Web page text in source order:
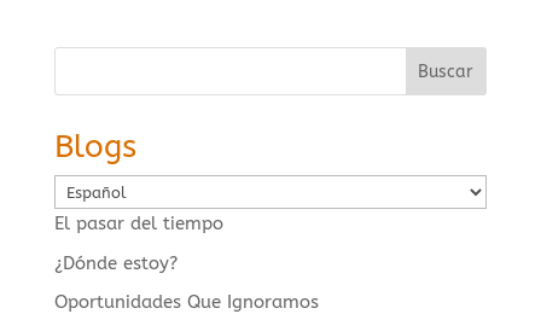
Buscar
Blogs
Elegir
un
El pasar del tiempo
¿Dónde estoy?
Oportunidades Que Ignoramos